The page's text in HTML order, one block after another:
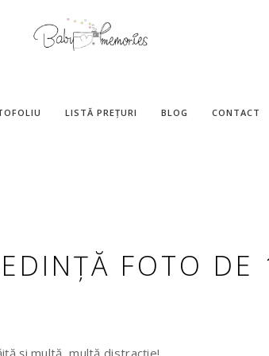
LISTĂ PREȚURI BLOG CONTACT
FOTO DE
și multă, multă distracție!